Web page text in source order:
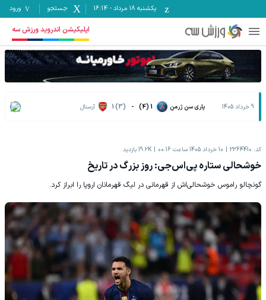
یکشنبه ۱۸ مرداد -
16:14 جستجو ورود
اپلیکیشن اندروید ورزش سه
9 خرداد 1405 پاری سن ژرمن 1 (4)
-
1 (3) آرسنال
کد: 2364410 10 خرداد 1405 ساعت 00:16 19.2K بازدید
خوشحالی ستاره پی‌اس‌جی: روز بزرگ در تاریخ
گونچالو راموس خوشحالی‌اش از قهرمانی در لیگ قهرمانان اروپا را ابراز کرد.